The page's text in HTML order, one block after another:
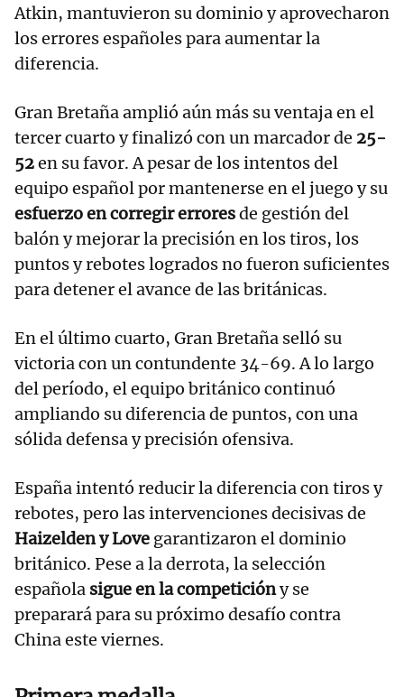
Atkin, mantuvieron su dominio y aprovecharon
los errores españoles para aumentar la
diferencia.
Gran Bretaña amplió aún más su ventaja en el
tercer cuarto y finalizó con un marcador de 25-
52en su favor. A pesar de los intentos del
equipo español por mantenerse en el juego y su
esfuerzo en corregir erroresde gestión del
balón y mejorar la precisión en los tiros, los
puntos y rebotes logrados no fueron suficientes
para detener el avance de las británicas.
En el último cuarto, Gran Bretaña selló su
victoria con un contundente 34-69. A lo largo
del período, el equipo británico continuó
ampliando su diferencia de puntos, con una
sólida defensa y precisión ofensiva.
España intentó reducir la diferencia con tiros y
rebotes, pero las intervenciones decisivas de
Haizelden y Love garantizaron el dominio
británico. Pese a la derrota, la selección
española sigue en la competicióny se
preparará para su próximo desafío contra
China este viernes.